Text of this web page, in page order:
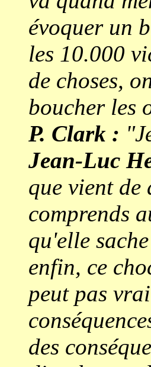
évoquer un
les 10.000
de choses,
boucher les
P. Clark :
Jean-Luc
que vient
comprends
qu'elle
enfin, ce
peut pas
des